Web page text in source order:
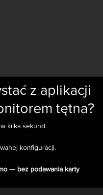
z aplikacji
tętna?
kilka sekund.
konfiguracji.
— bez podawania karty